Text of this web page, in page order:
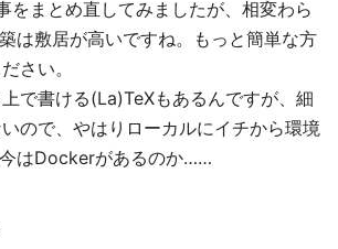
まとめ直してみましたが、相変わら
は敷居が高いですね。もっと簡単な方
さい。
で書ける(La)TeXもあるんですが、細
ので、やはりローカルにイチから環境
はDockerがあるのか……